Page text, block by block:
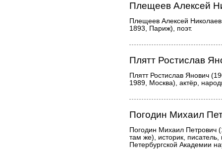
Плещеев Алексей
Плещеев Алексей
1893, Париж), поэт.
Плятт Ростислав
Плятт Ростислав Янович
1989, Москва), актёр,
Погодин Михаил
Погодин Михаил Петрович
там же), историк,
Петербургской Академии